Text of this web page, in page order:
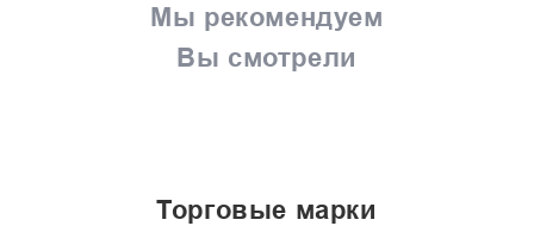
Мы рекомендуем
Вы смотрели
торговые марки